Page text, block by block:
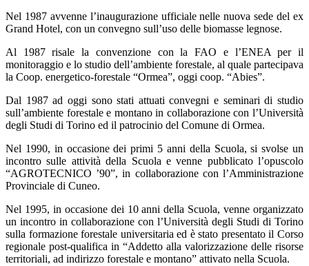
Nel 1987 avvenne l’inaugurazione ufficiale nelle nuova sede del ex
Grand Hotel, con un convegno sull’uso delle biomasse legnose.
Al 1987 risale la convenzione con la FAO e l’ENEA per il
monitoraggio e lo studio dell’ambiente forestale, al quale partecipava
la Coop. energetico-forestale “Ormea”, oggi coop. “Abies”.
Dal 1987 ad oggi sono stati attuati convegni e seminari di studio
sull’ambiente forestale e montano in collaborazione con l’Università
degli Studi di Torino ed il patrocinio del Comune di Ormea.
Nel 1990, in occasione dei primi 5 anni della Scuola, si svolse un
incontro sulle attività della Scuola e venne pubblicato l’opuscolo
“AGROTECNICO ’90”, in collaborazione con l’Amministrazione
Provinciale di Cuneo.
Nel 1995, in occasione dei 10 anni della Scuola, venne organizzato
un incontro in collaborazione con l’Università degli Studi di Torino
sulla formazione forestale universitaria ed è stato presentato il Corso
regionale post-qualifica in “Addetto alla valorizzazione delle risorse
territoriali, ad indirizzo forestale e montano” attivato nella Scuola.